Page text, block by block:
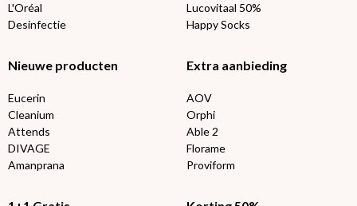
L'Oréal
Desinfectie
Lucovitaal 50%
Happy Socks
Nieuwe producten
Eucerin
Cleanium
Attends
DIVAGE
Amanprana
Extra aanbieding
AOV
Orphi
Able 2
Florame
Proviform